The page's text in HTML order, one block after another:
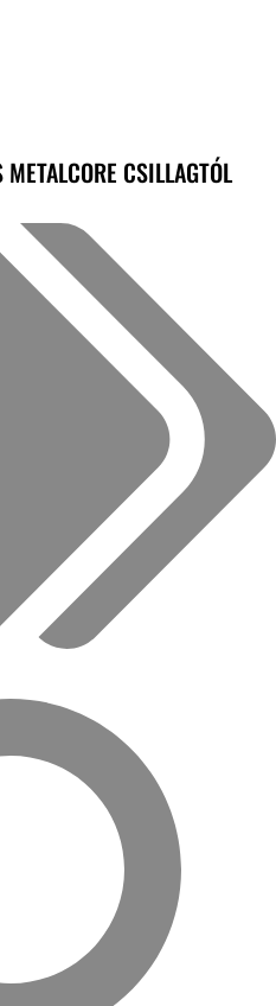
CSILLAGTÓL